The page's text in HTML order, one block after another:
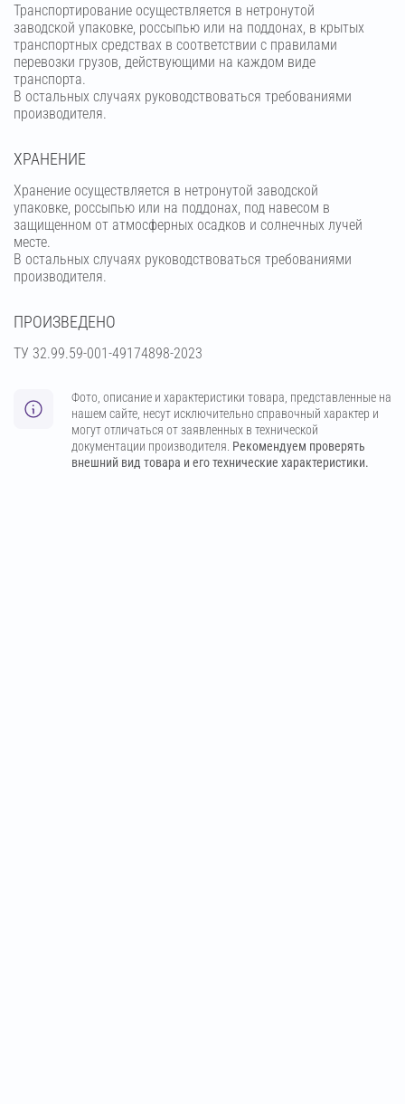
Транспортирование осуществляется в нетронутой
заводской упаковке, россыпью или на поддонах, в крытых
транспортных средствах в соответствии с правилами
перевозки грузов, действующими на каждом виде
транспорта.
В остальных случаях руководствоваться требованиями
производителя.
ХРАНЕНИЕ
Хранение осуществляется в нетронутой заводской
упаковке, россыпью или на поддонах, под навесом в
защищенном от атмосферных осадков и солнечных лучей
месте.
В остальных случаях руководствоваться требованиями
производителя.
ПРОИЗВЕДЕНО
ТУ 32.99.59-001-49174898-2023
Фото, описание и характеристики товара, представленные на
нашем сайте, несут исключительно справочный характер и
могут отличаться от заявленных в технической
документации производителя. Рекомендуем проверять
внешний вид товара и его технические характеристики.